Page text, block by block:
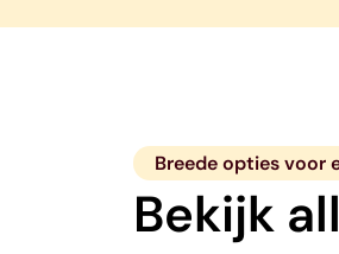
Breede opties voor
Bekijk